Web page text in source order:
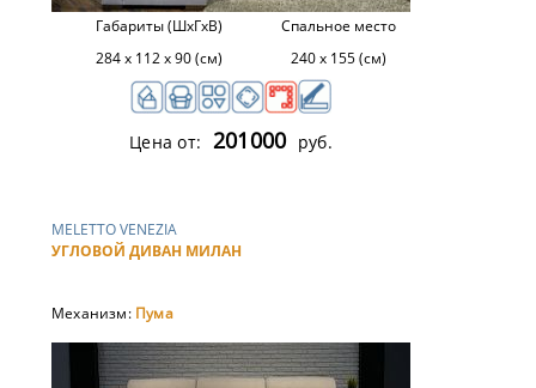
Габариты (ШхГхВ)
284 х 112 х 90 (см)
Спальное место
240 х 155 (см)
Цена от: 201000 руб.
MELETTO VENEZIA
УГЛОВОЙ ДИВАН МИЛАН
Механизм: Пума